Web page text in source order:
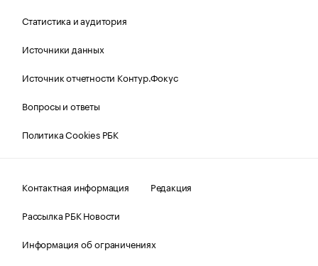
Статистика и аудитория
Источники данных
Источник отчетности Контур.Фокус
Вопросы и ответы
Политика Cookies РБК
Контактная информация
Редакция
Рассылка РБК Новости
Информация об ограничениях